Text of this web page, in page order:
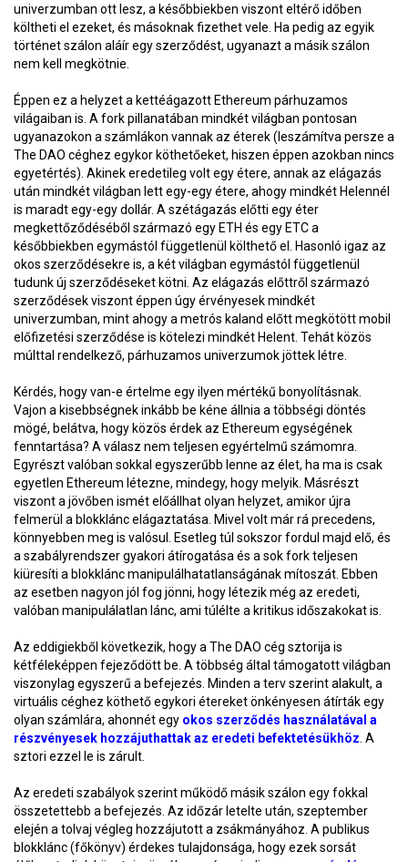
univerzumban ott lesz, a későbbiekben viszont eltérő időben
költheti el ezeket, és másoknak fizethet vele. Ha pedig az egyik
történet szálon aláír egy szerződést, ugyanazt a másik szálon
nem kell megkötnie.
Éppen ez a helyzet a kettéágazott Ethereum párhuzamos
világaiban is. A fork pillanatában mindkét világban pontosan
ugyanazokon a számlákon vannak az éterek (leszámítva persze a
The DAO céghez egykor köthetőeket, hiszen éppen azokban nincs
egyetértés). Akinek eredetileg volt egy étere, annak az elágazás
után mindkét világban lett egy-egy étere, ahogy mindkét Helennél
is maradt egy-egy dollár. A szétágazás előtti egy éter
megkettőződéséből származó egy ETH és egy ETC a
későbbiekben egymástól függetlenül költhető el. Hasonló igaz az
okos szerződésekre is, a két világban egymástól függetlenül
tudunk új szerződéseket kötni. Az elágazás előttről származó
szerződések viszont éppen úgy érvényesek mindkét
univerzumban, mint ahogy a metrós kaland előtt megkötött mobil
előfizetési szerződése is kötelezi mindkét Helent. Tehát közös
múlttal rendelkező, párhuzamos univerzumok jöttek létre.
Kérdés, hogy van-e értelme egy ilyen mértékű bonyolításnak.
Vajon a kisebbségnek inkább be kéne állnia a többségi döntés
mögé, belátva, hogy közös érdek az Ethereum egységének
fenntartása? A válasz nem teljesen egyértelmű számomra.
Egyrészt valóban sokkal egyszerűbb lenne az élet, ha ma is csak
egyetlen Ethereum létezne, mindegy, hogy melyik. Másrészt
viszont a jövőben ismét előállhat olyan helyzet, amikor újra
felmerül a blokklánc elágaztatása. Mivel volt már rá precedens,
könnyebben meg is valósul. Esetleg túl sokszor fordul majd elő, és
a szabályrendszer gyakori átírogatása és a sok fork teljesen
kiüresíti a blokklánc manipulálhatatlanságának mítoszát. Ebben
az esetben nagyon jól fog jönni, hogy létezik még az eredeti,
valóban manipulálatlan lánc, ami túlélte a kritikus időszakokat is.
Az eddigiekből következik, hogy a The DAO cég sztorija is
kétféleképpen fejeződött be. A többség által támogatott világban
viszonylag egyszerű a befejezés. Minden a terv szerint alakult, a
virtuális céghez köthető egykori étereket önkényesen átírták egy
olyan számlára, ahonnét egy okos szerződés használatával a
részvényesek hozzájuthattak az eredeti befektetésükhöz . A
sztori ezzel le is zárult.
Az eredeti szabályok szerint működő másik szálon egy fokkal
összetettebb a befejezés. Az időzár letelte után, szeptember
elején a tolvaj végleg hozzájutott a zsákmányához. A publikus
blokklánc (főkönyv) érdekes tulajdonsága, hogy ezek sorsát